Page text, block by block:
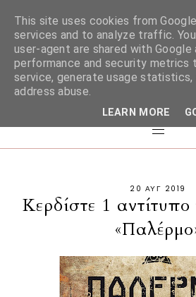
20 ΑΥΓ 2019
Κερδίστε 1 αντίτυπο
This site uses cookies from
services and to analyze traffic.
user-agent are shared with Google
performance and security metrics
service, generate usage
address abuse.
LEARN MORE